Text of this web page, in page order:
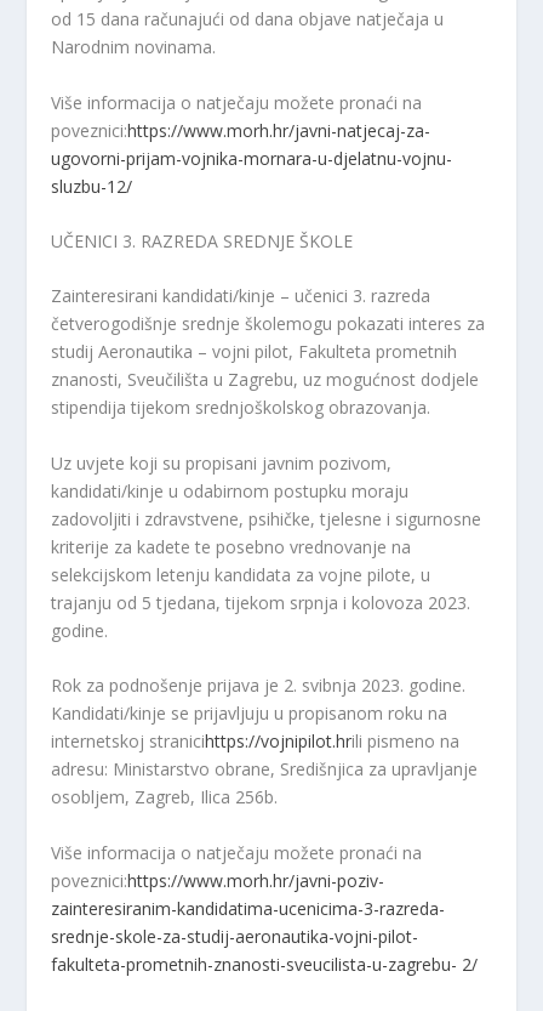
od 15 dana računajući od dana objave natječaja u
Narodnim novinama.
Više informacija o natječaju možete pronaći na
poveznici:https://www.morh.hr/javni-natjecaj-za-
ugovorni-prijam-vojnika-mornara-u-djelatnu-vojnu-
sluzbu-12/
UČENICI 3. RAZREDA SREDNJE ŠKOLE
Zainteresirani kandidati/kinje – učenici 3. razreda
četverogodišnje srednje školemogu pokazati interes za
studij Aeronautika – vojni pilot, Fakulteta prometnih
znanosti, Sveučilišta u Zagrebu, uz mogućnost dodjele
stipendija tijekom srednjoškolskog obrazovanja.
Uz uvjete koji su propisani javnim pozivom,
kandidati/kinje u odabirnom postupku moraju
zadovoljiti i zdravstvene, psihičke, tjelesne i sigurnosne
kriterije za kadete te posebno vrednovanje na
selekcijskom letenju kandidata za vojne pilote, u
trajanju od 5 tjedana, tijekom srpnja i kolovoza 2023.
godine.
Rok za podnošenje prijava je 2. svibnja 2023. godine.
Kandidati/kinje se prijavljuju u propisanom roku na
internetskoj stranicihttps://vojnipilot.hrili pismeno na
adresu: Ministarstvo obrane, Središnjica za upravljanje
osobljem, Zagreb, Ilica 256b.
Više informacija o natječaju možete pronaći na
poveznici:https://www.morh.hr/javni-poziv-
zainteresiranim-kandidatima-ucenicima-3-razreda-
srednje-skole-za-studij-aeronautika-vojni-pilot-
fakulteta-prometnih-znanosti-sveucilista-u-zagrebu- 2/